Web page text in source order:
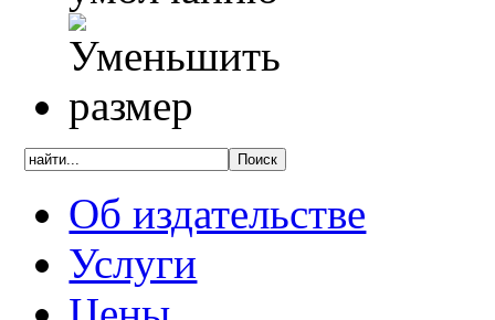
Об издательстве
Услуги